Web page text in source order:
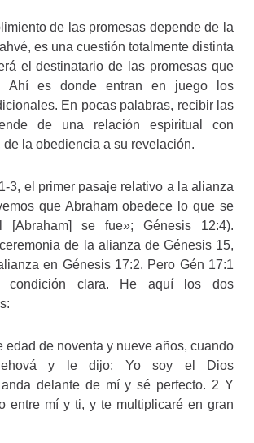
de las promesas depende de la
es una cuestión totalmente distinta
el destinatario de las promesas que
Ahí es donde entran en juego los
En pocas palabras, recibir las
de una relación espiritual con
de la obediencia a su revelación.
3, el primer pasaje relativo a la alianza
que Abraham obedece lo que se
se fue»; Génesis 12:4).
de la alianza de Génesis 15,
en Génesis 17:2. Pero Gén 17:1
condición clara. He aquí los dos
edad de noventa y nueve años, cuando
y le dijo: Yo soy el Dios
anda delante de mí y sé perfecto. 2 Y
entre mí y ti, y te multiplicaré en gran